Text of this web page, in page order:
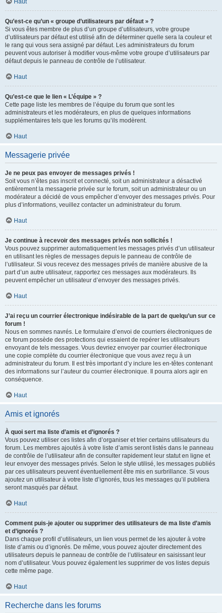
Haut
Qu’est-ce qu’un « groupe d’utilisateurs par défaut » ?
Si vous êtes membre de plus d’un groupe d’utilisateurs, votre groupe
d’utilisateurs par défaut est utilisé afin de déterminer quelle sera la couleur et
le rang qui vous sera assigné par défaut. Les administrateurs du forum
peuvent vous autoriser à modifier vous-même votre groupe d’utilisateurs par
défaut depuis le panneau de contrôle de l’utilisateur.
Haut
Qu’est-ce que le lien « L’équipe » ?
Cette page liste les membres de l’équipe du forum que sont les
administrateurs et les modérateurs, en plus de quelques informations
supplémentaires tels que les forums qu’ils modèrent.
Haut
Messagerie privée
Je ne peux pas envoyer de messages privés !
Soit vous n’êtes pas inscrit et connecté, soit un administrateur a désactivé
entièrement la messagerie privée sur le forum, soit un administrateur ou un
modérateur a décidé de vous empêcher d’envoyer des messages privés. Pour
plus d’informations, veuillez contacter un administrateur du forum.
Haut
Je continue à recevoir des messages privés non sollicités !
Vous pouvez supprimer automatiquement les messages privés d’un utilisateur
en utilisant les règles de messages depuis le panneau de contrôle de
l’utilisateur. Si vous recevez des messages privés de manière abusive de la
part d’un autre utilisateur, rapportez ces messages aux modérateurs. Ils
peuvent empêcher un utilisateur d’envoyer des messages privés.
Haut
J’ai reçu un courrier électronique indésirable de la part de quelqu’un sur ce
forum !
Nous en sommes navrés. Le formulaire d’envoi de courriers électroniques de
ce forum possède des protections qui essaient de repérer les utilisateurs
envoyant de tels messages. Vous devriez envoyer par courrier électronique
une copie complète du courrier électronique que vous avez reçu à un
administrateur du forum. Il est très important d’y inclure les en-têtes contenant
des informations sur l’auteur du courrier électronique. Il pourra alors agir en
conséquence.
Haut
Amis et ignorés
À quoi sert ma liste d’amis et d’ignorés ?
Vous pouvez utiliser ces listes afin d’organiser et trier certains utilisateurs du
forum. Les membres ajoutés à votre liste d’amis seront listés dans le panneau
de contrôle de l’utilisateur afin de consulter rapidement leur statut en ligne et
leur envoyer des messages privés. Selon le style utilisé, les messages publiés
par ces utilisateurs peuvent éventuellement être mis en surbrillance. Si vous
ajoutez un utilisateur à votre liste d’ignorés, tous les messages qu’il publiera
seront masqués par défaut.
Haut
Comment puis-je ajouter ou supprimer des utilisateurs de ma liste d’amis
et d’ignorés ?
Dans chaque profil d’utilisateurs, un lien vous permet de les ajouter à votre
liste d’amis ou d’ignorés. De même, vous pouvez ajouter directement des
utilisateurs depuis le panneau de contrôle de l’utilisateur en saisissant leur
nom d’utilisateur. Vous pouvez également les supprimer de vos listes depuis
cette même page.
Haut
Recherche dans les forums